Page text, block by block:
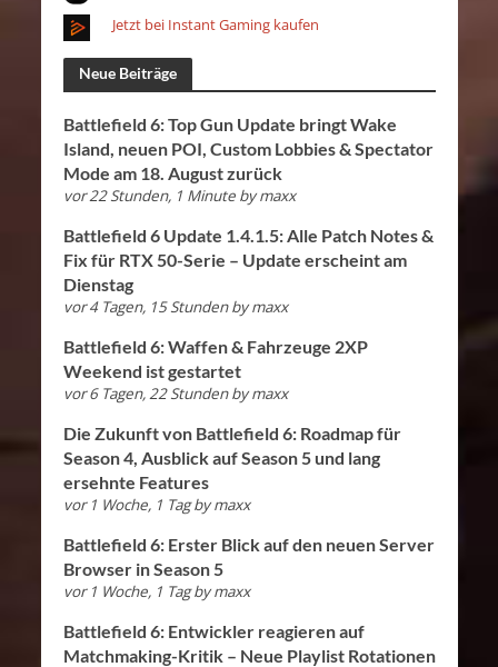
Jetzt bei Instant Gaming kaufen
Neue Beiträge
Battlefield 6: Top Gun Update bringt Wake
Island, neuen POI, Custom Lobbies & Spectator
Mode am 18. August zurück
vor 22 Stunden, 1 Minute bymaxx
Battlefield 6 Update 1.4.1.5: Alle Patch Notes &
Fix für RTX 50-Serie – Update erscheint am
Dienstag
vor 4 Tagen, 15 Stunden bymaxx
Battlefield 6: Waffen & Fahrzeuge 2XP
Weekend ist gestartet
vor 6 Tagen, 22 Stunden bymaxx
Die Zukunft von Battlefield 6: Roadmap für
Season 4, Ausblick auf Season 5 und lang
ersehnte Features
vor 1 Woche, 1 Tag bymaxx
Battlefield 6: Erster Blick auf den neuen Server
Browser in Season 5
vor 1 Woche, 1 Tag bymaxx
Battlefield 6: Entwickler reagieren auf
Matchmaking-Kritik – Neue Playlist Rotationen